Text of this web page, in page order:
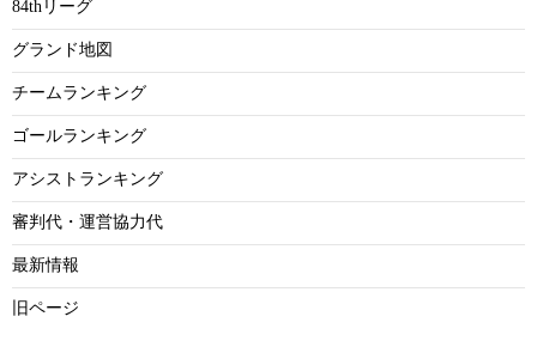
84thリーグ
グランド地図
チームランキング
ゴールランキング
アシストランキング
審判代・運営協力代
最新情報
旧ページ